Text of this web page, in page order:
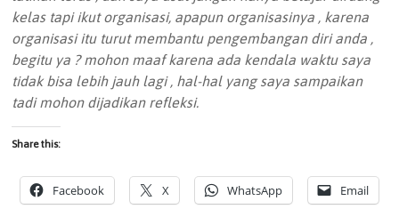
Share this:
Facebook X WhatsApp Email